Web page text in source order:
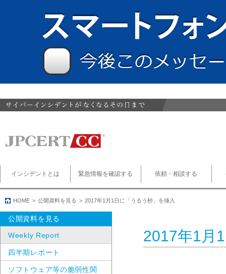
インシデントとは 緊急情報を確認する 依頼・相談する
HOME 公開資料を見る 2017年1月1日に「うるう秒」を挿入
2017年1月
公開資料を見る
Weekly Report
四半期レポート
ソフトウェア等の脆弱性関